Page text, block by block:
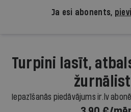
Ja esi abonents,
Turpini lasīt,
Iepazīšanās piedāvājums ir.lv